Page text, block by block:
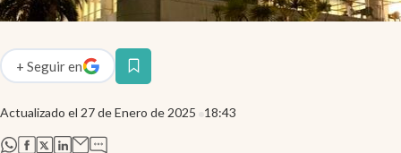
Actualizado el 27 de Enero de 2025 18:43
+ Seguiren
abre en nueva pestaña
abre en nueva pestaña
abre en nueva pestaña
abre en nueva pestaña
abre en nueva pestaña